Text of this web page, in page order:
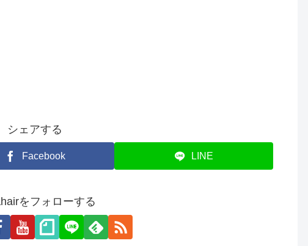
シェアする
Facebook LINE
をフォローする